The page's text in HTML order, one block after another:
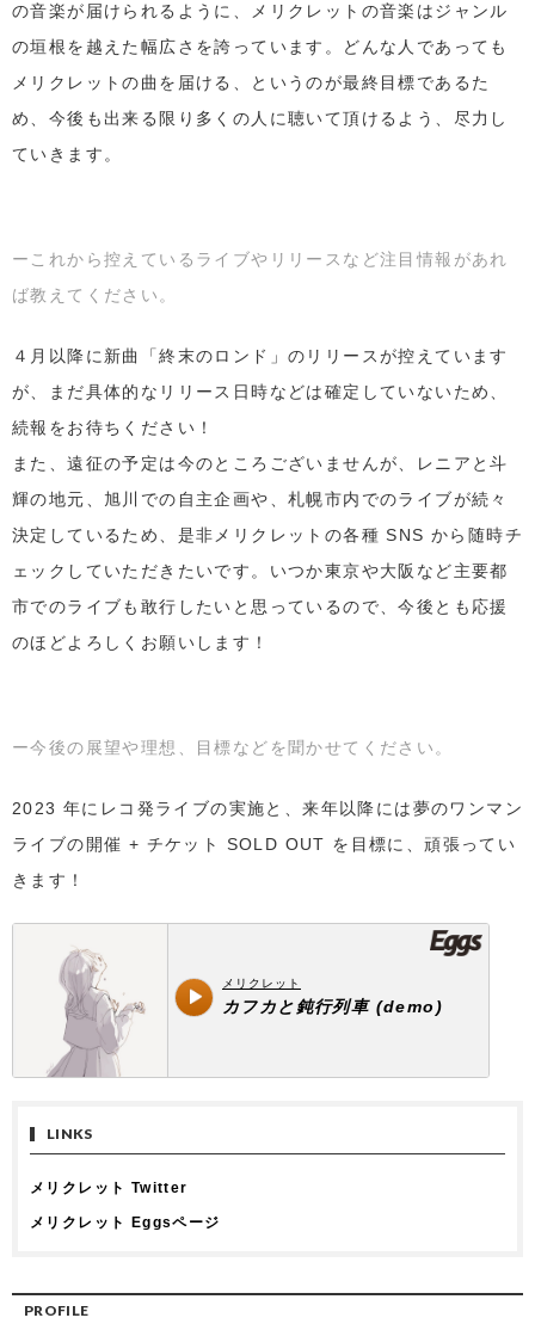
の音楽が届けられるように、メリクレットの音楽はジャンル
の垣根を越えた幅広さを誇っています。どんな人であっても
メリクレットの曲を届ける、というのが最終目標であるた
め、今後も出来る限り多くの人に聴いて頂けるよう、尽力し
ていきます。
ーこれから控えているライブやリリースなど注目情報があれ
ば教えてください。
４月以降に新曲「終末のロンド」のリリースが控えています
が、まだ具体的なリリース日時などは確定していないため、
続報をお待ちください！
また、遠征の予定は今のところございませんが、レニアと斗
輝の地元、旭川での自主企画や、札幌市内でのライブが続々
決定しているため、是非メリクレットの各種 SNS から随時チ
ェックしていただきたいです。いつか東京や大阪など主要都
市でのライブも敢行したいと思っているので、今後とも応援
のほどよろしくお願いします！
ー今後の展望や理想、目標などを聞かせてください。
2023 年にレコ発ライブの実施と、来年以降には夢のワンマン
ライブの開催 + チケット SOLD OUT を目標に、頑張ってい
きます！
LINKS
メリクレット Twitter
メリクレット Eggsページ
PROFILE